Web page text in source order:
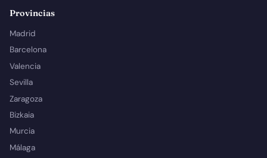
Provincias
Madrid
Barcelona
Valencia
Sevilla
Zaragoza
Bizkaia
Murcia
Málaga